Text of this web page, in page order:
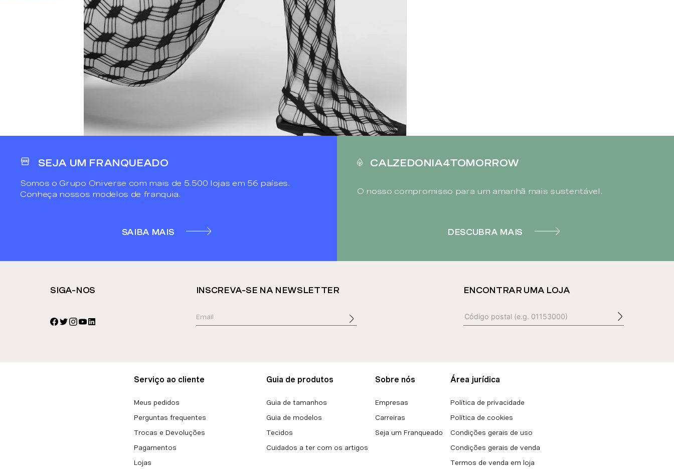
SEJA UM FRANQUEADO
Somos o Grupo Oniverse com mais de 5.500 lojas em 56 países.
Conheça nossos modelos de franquia.
SAIBA MAIS
CALZEDONIA4TOMORROW
O nosso compromisso para um amanhã mais sustentável.
DESCUBRA MAIS
SIGA-NOS INSCREVA-SE NA NEWSLETTER ENCONTRAR UMA LOJA
Serviço ao cliente
Meus pedidos
Perguntas frequentes
Trocas e Devoluções
Pagamentos
Lojas
Guia de produtos
Guia de tamanhos
Guia de modelos
Tecidos
Cuidados a ter com os artigos
Sobre nós
Empresas
Carreiras
Seja um Franqueado
Área jurídica
Política de privacidade
Política de cookies
Condições gerais de uso
Condições gerais de venda
Termos de venda em loja